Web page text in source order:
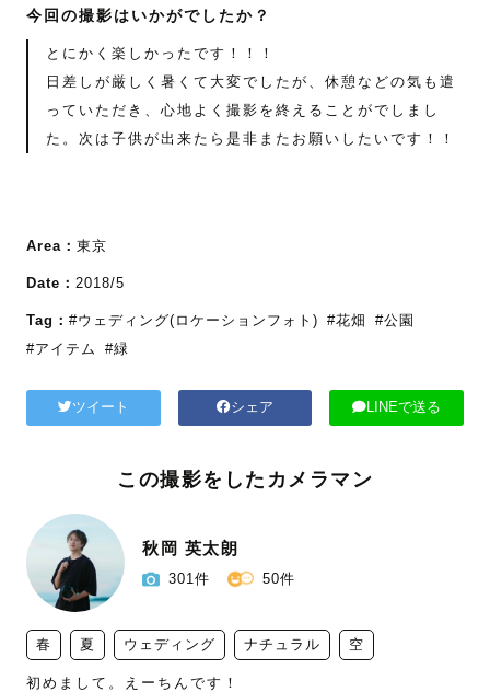
今回の撮影はいかがでしたか？
とにかく楽しかったです！！！
日差しが厳しく暑くて大変でしたが、休憩などの気も遣
っていただき、心地よく撮影を終えることがでしまし
た。次は子供が出来たら是非またお願いしたいです！！
Area： 東京
Date： 2018/5
Tag： #ウェディング(ロケーションフォト) #花畑
#公園
#アイテム
#緑
ツイート シェア LINEで送る
この撮影をしたカメラマン
秋岡 英太朗
301件 50件
春 夏 ウェディング ナチュラル 空
初めまして。えーちんです！